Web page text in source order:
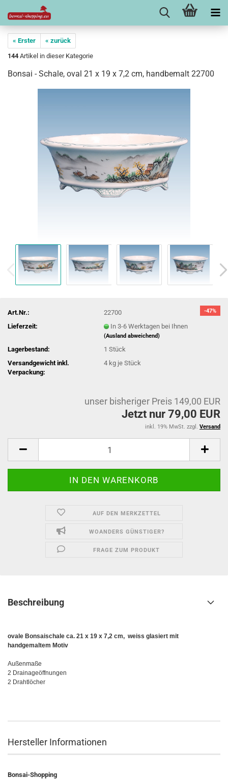
« Erster
« zurück
144 Artikel in dieser Kategorie
Bonsai - Schale, oval 21 x 19 x 7,2 cm, handbemalt 22700
-47%
Art.Nr.:
22700
Lieferzeit:
In 3-6 Werktagen bei Ihnen
(Ausland abweichend)
Lagerbestand: 1Stück
Versandgewicht inkl.
Verpackung:
4 kg je Stück
unser bisheriger Preis 149,00 EUR
Jetzt nur 79,00 EUR
inkl. 19% MwSt. zzgl. Versand
AUF DEN MERKZETTEL
WOANDERS GÜNSTIGER?
FRAGE ZUM PRODUKT
Beschreibung
ovale Bonsaischale ca. 21 x 19 x 7,2 cm, weiss glasiert mit
handgemaltem Motiv
Außenmaße
2 Drainageöffnungen
2 Drahtlöcher
Hersteller Informationen
Bonsai-Shopping